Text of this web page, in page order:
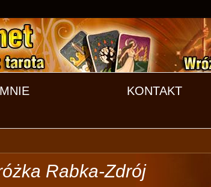
KONTAKT
Rabka-Zdrój